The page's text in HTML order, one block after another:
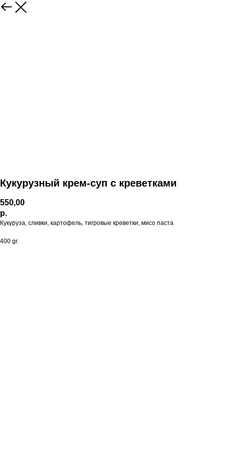
Кукурузный крем-суп с креветками
550,00
р.
Кукуруза, сливки, картофель, тигровые креветки, мисо паста
400 gr.